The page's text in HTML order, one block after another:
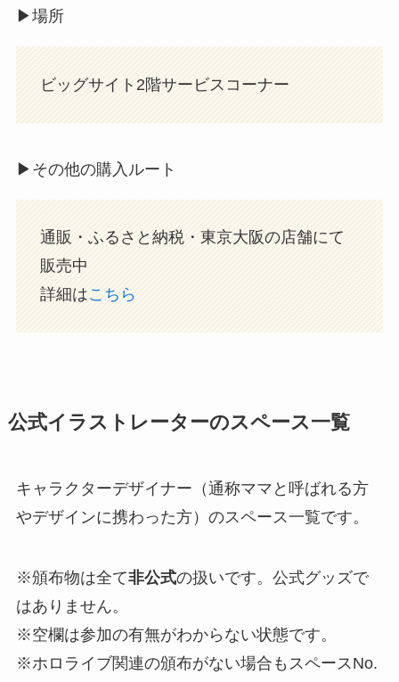
▶︎場所
ビッグサイト2階サービスコーナー
▶︎その他の購入ルート
通販・ふるさと納税・東京大阪の店舗にて
販売中
詳細はこちら
公式イラストレーターのスペース一覧
キャラクターデザイナー（通称ママと呼ばれる方
やデザインに携わった方）のスペース一覧です。
※頒布物は全て非公式の扱いです。公式グッズで
はありません。
※空欄は参加の有無がわからない状態です。
※ホロライブ関連の頒布がない場合もスペースNo.